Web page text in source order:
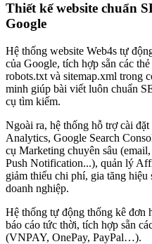
Thiết kế website chuẩn
Google
Hệ thống website Web4s tự
của Google, tích hợp sẵn các
robots.txt và sitemap.xml trong
minh giúp bài viết luôn chuẩn
cụ tìm kiếm.
Ngoài ra, hệ thống hỗ trợ cài
Analytics, Google Search
cụ Marketing chuyên sâu
Push Notification...), quản lý
giảm thiểu chi phí, gia tăng
doanh nghiệp.
Hệ thống tự động thống kê đơn
báo cáo tức thời, tích hợp sẵn
(VNPAY, OnePay, PayPal…).